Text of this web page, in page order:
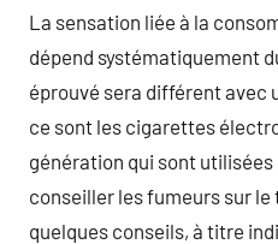
La sensation liée à la
dépend systématiquement
éprouvé sera différent avec
ce sont les cigarettes
génération qui sont
conseiller les fumeurs sur le
quelques conseils, à titre